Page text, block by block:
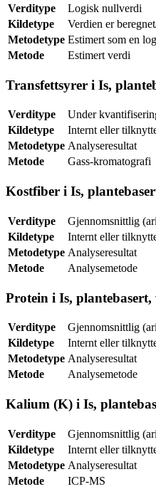
Verditype
Logisk nullverdi
Kildetype
Verdien er
Metodetype Estimert som en
Metode
Estimert verdi
Transfettsyrer i Is,
Verditype
Under
Kildetype
Internt eller
Metodetype Analyseresultat
Metode
Gass-kromatografi
Kostfiber i Is,
Verditype
Gjennomsnittlig
Kildetype
Internt eller
Metodetype Analyseresultat
Metode
Analysemetode
Protein i Is,
Verditype
Gjennomsnittlig
Kildetype
Internt eller
Metodetype Analyseresultat
Metode
Analysemetode
Kalium (K) i Is,
Verditype
Gjennomsnittlig
Kildetype
Internt eller
Metodetype Analyseresultat
Metode
ICP-MS